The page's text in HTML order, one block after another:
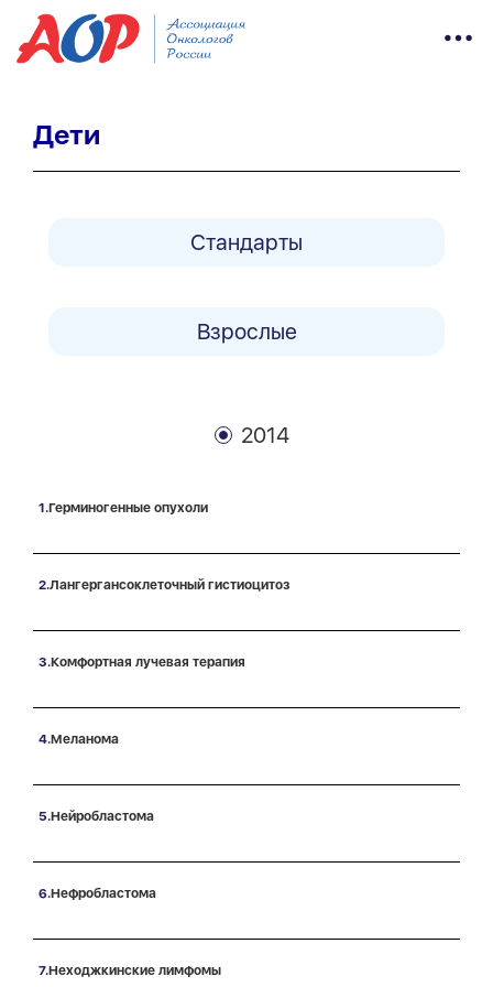
Дети
Стандарты
Взрослые
2014
Герминогенные опухоли
Лангергансоклеточный гистиоцитоз
Комфортная лучевая терапия
Меланома
Нейробластома
Нефробластома
Неходжкинские лимфомы